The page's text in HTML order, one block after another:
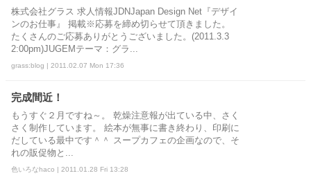
株式会社グラス 求人情報JDNJapan Design Net『デザイ
ンのお仕事』 掲載※応募を締め切らせて頂きました。
たくさんのご応募ありがとうございました。(2011.3.3
2:00pm)JUGEMテーマ：グラ...
grass:blog | 2011.02.07 Mon 17:36
完成間近！
もうすぐ２月ですね～。 乾燥注意報が出ている中、さく
さく制作しています。 絵本が無事に書き終わり、印刷に
だしている最中です＾＾ スープカフェの企画なので、そ
れの販促物と...
色いろなhaco | 2011.01.28 Fri 13:28